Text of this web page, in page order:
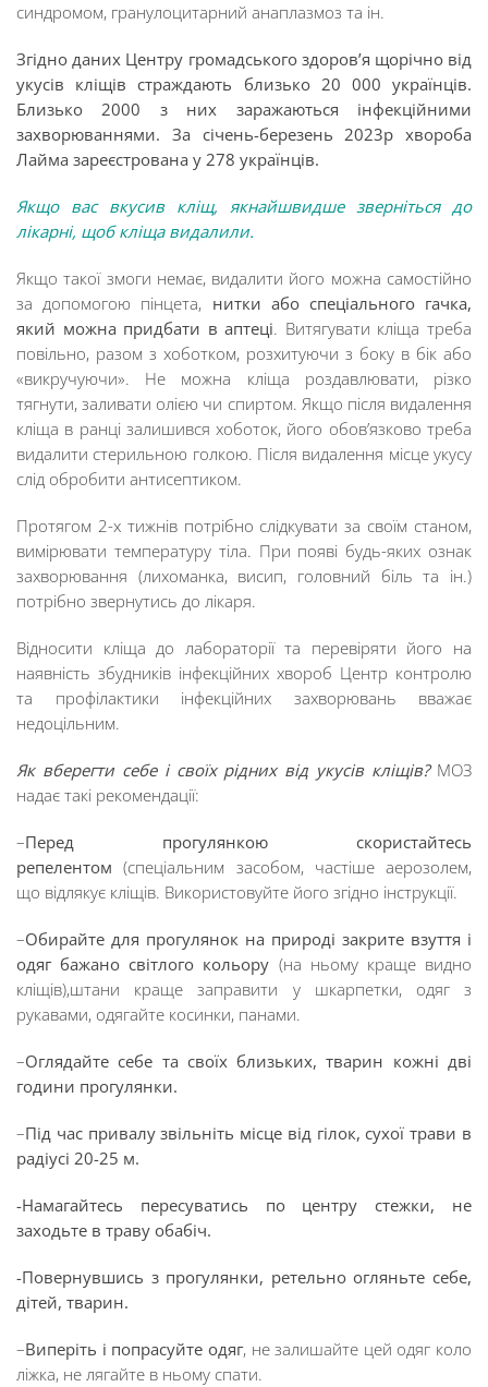
синдромом, гранулоцитарний анаплазмоз та ін.
Згідно даних Центру громадського здоров’я щорічно від
укусів кліщів страждають близько 20 000 українців.
Близько 2000 з них заражаються інфекційними
захворюваннями. За січень-березень 2023р хвороба
Лайма зареєстрована у 278 українців.
Якщо вас вкусив кліщ, якнайшвидше зверніться до
лікарні, щоб кліща видалили.
Якщо такої змоги немає, видалити його можна самостійно
за допомогою пінцета, нитки або спеціального гачка,
який можна придбати в аптеці. Витягувати кліща треба
повільно, разом з хоботком, розхитуючи з боку в бік або
«викручуючи». Не можна кліща роздавлювати, різко
тягнути, заливати олією чи спиртом. Якщо після видалення
кліща в ранці залишився хоботок, його обов’язково треба
видалити стерильною голкою. Після видалення місце укусу
слід обробити антисептиком.
Протягом 2-х тижнів потрібно слідкувати за своїм станом,
вимірювати температуру тіла. При появі будь-яких ознак
захворювання (лихоманка, висип, головний біль та ін.)
потрібно звернутись до лікаря.
Відносити кліща до лабораторії та перевіряти його на
наявність збудників інфекційних хвороб Центр контролю
та профілактики інфекційних захворювань вважає
недоцільним.
Як вберегти себе і своїх рідних від укусів кліщів?МОЗ
надає такі рекомендації:
–Перед прогулянкою скористайтесь
репелентом (спеціальним засобом, частіше аерозолем,
що відлякує кліщів. Використовуйте його згідно інструкції.
–Обирайте для прогулянок на природі закрите взуття і
одяг бажано світлого кольору (на ньому краще видно
кліщів),штани краще заправити у шкарпетки, одяг з
рукавами, одягайте косинки, панами.
–Оглядайте себе та своїх близьких, тварин кожні дві
години прогулянки.
–Під час привалу звільніть місце від гілок, сухої трави в
радіусі 20-25 м.
-Намагайтесь пересуватись по центру стежки, не
заходьте в траву обабіч.
-Повернувшись з прогулянки, ретельно огляньте себе,
дітей, тварин.
–Виперіть і попрасуйте одяг, не залишайте цей одяг коло
ліжка, не лягайте в ньому спати.